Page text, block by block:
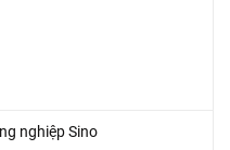
nghiệp Sino